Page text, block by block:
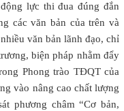
lực thi đua đúng đắn
các văn bản của trên và
văn bản lãnh đạo, chỉ
biện pháp nhằm đẩy
Phong trào TĐQT của
vào nâng cao chất lượng
phương châm “Cơ bản,